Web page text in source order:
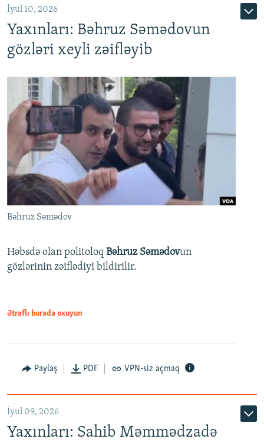
İyul 10, 2026
Yaxınları: Bəhruz Səmədovun
gözləri xeyli zəifləyib
Bəhruz Səmədov
Həbsdə olan politoloq Bəhruz Səmədovun
gözlərinin zəiflədiyi bildirilir.
Ətraflı burada oxuyun
Paylaş PDF VPN-siz açmaq
İyul 09, 2026
Yaxınları: Sahib Məmmədzadə